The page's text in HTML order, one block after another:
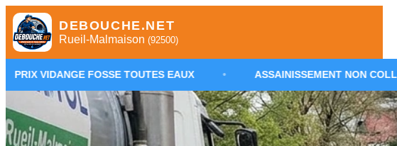
DEBOUCHE.NET
Rueil-Malmaison (92500)
FOSSE TOUTES EAUX • ASSAINISSEMENT NON COLLECTIF RUEIL-